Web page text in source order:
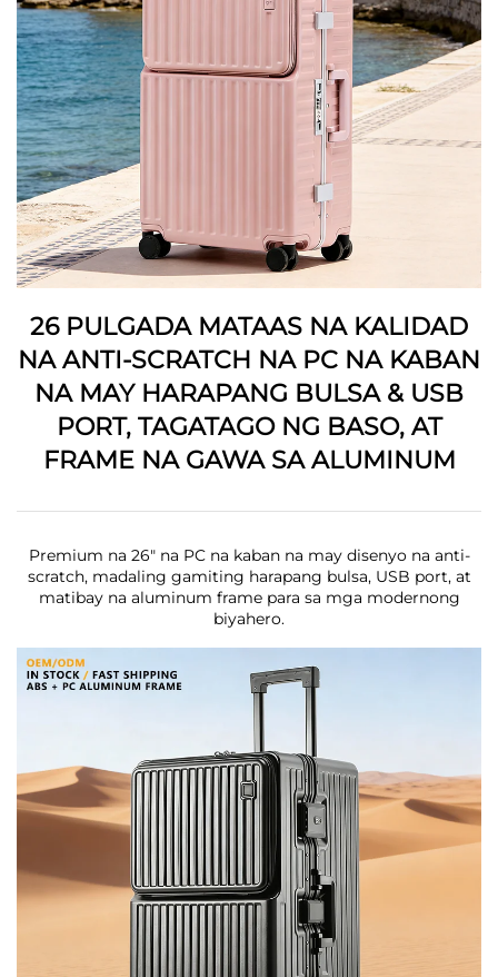
26 PULGADA MATAAS NA KALIDAD
NA ANTI-SCRATCH NA PC NA KABAN
NA MAY HARAPANG BULSA & USB
PORT, TAGATAGO NG BASO, AT
FRAME NA GAWA SA ALUMINUM
Premium na 26" na PC na kaban na may disenyo na anti-
scratch, madaling gamiting harapang bulsa, USB port, at
matibay na aluminum frame para sa mga modernong
biyahero.